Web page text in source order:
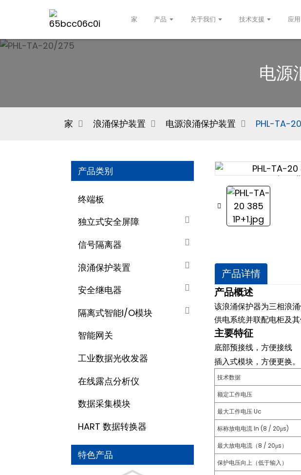
家 产品 关于我们 技术支援 应用
电源
家 浪涌保护装置 电源浪涌保护装置 PHL-TA-
产品类别
终端板
独立式安全屏障
信号隔离器
浪涌保护装置
安全继电器
隔离式智能I/O模块
智能网关
工业数据光收发器
在线露点分析仪
数据采集​​模块
HART 数据转换器
特色产品
产品详情
产品概述
该浪涌保护器为三相浪
供电系统并联配电柜及其
主要特征
底部预接线，方便接线
插入式模块，方便更换。
技术数据
额定工作电压
最大工作电压 Uc
标称放电电流 In (8 / 20μs)
最大放电电流（8 / 20μs）
保护电压向上（低于输入）